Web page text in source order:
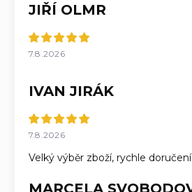
JIŘÍ OLMR
7.8.2026
IVAN JIRÁK
7.8.2026
Velký výběr zboží, rychle
MARCELA